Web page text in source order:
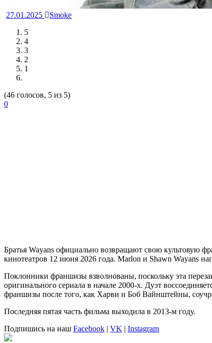
27.01.2025
Smoke
5
4
3
2
1
(46 голосов, 5 из 5)
0
Братья Wayans официально возвращают свою культовую
кинотеатров 12 июня 2026 года. Marlon и Shawn Wayans
Поклонники франшизы взволнованы, поскольку эта
оригинального сериала в начале 2000-х. Дуэт
франшизы после того, как Харви и Боб Вайнштейны,
Последняя пятая часть фильма выходила в 2013-м году.
Подпишись на наш Facebook | VK | Instagram